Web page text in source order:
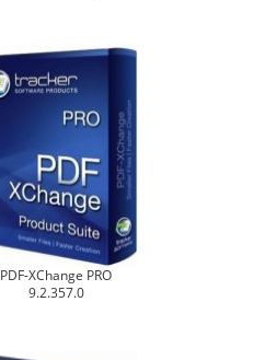
PDF-XChange PRO
9.2.357.0